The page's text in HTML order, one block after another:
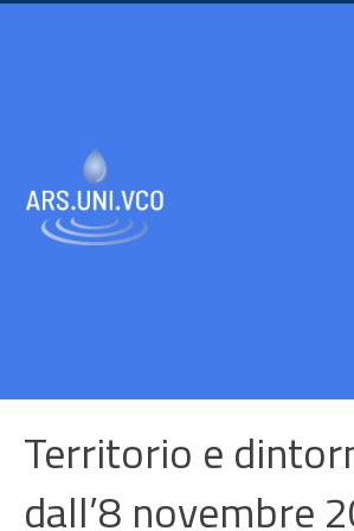
Territorio e
dall’8 novembre